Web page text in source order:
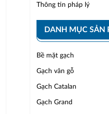
Thông tin pháp lý
DANH MỤC SẢN
Bề mặt gạch
Gạch vân gỗ
Gạch Catalan
Gạch Grand